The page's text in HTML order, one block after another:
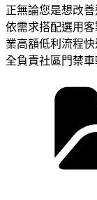
正無論您是想改
依需求搭配選用
業高額低利流程
全負責社區門禁